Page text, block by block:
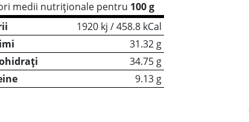
medii nutriționale pentru 100 g
1920 kj / 458.8 kCal
31.32 g
34.75 g
9.13 g